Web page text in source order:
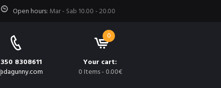
Open hours: Mar - Sab 10.00 - 20.00
8308611
0
Your cart:
0 Items- 0.00€